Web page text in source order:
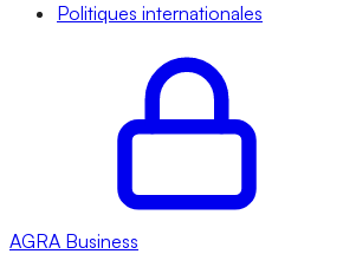
Politiques internationales
AGRA Business